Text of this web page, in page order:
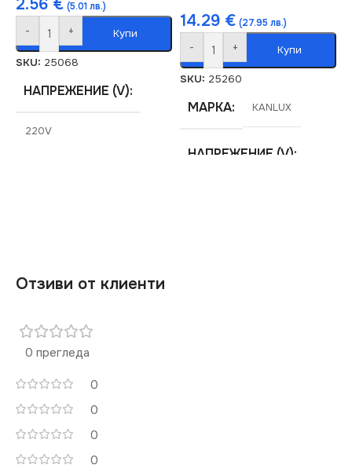
2.56 € (5.01 лв.)
- + Купи
SKU: 25068
НАПРЕЖЕНИЕ (V)
220V
МАРКА KANLUX
14.29 € (27.95 лв.)
- + Купи
SKU: 25260
МАРКА KANLUX
НАПРЕЖЕНИЕ (V)
Отзиви от клиенти
0 прегледа
0
0
0
0